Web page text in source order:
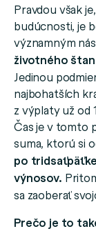
Pravdou však
budúcnosti, je
významným
životného
Jedinou
najbohatších
z výplaty už od
Čas je v tomto
suma, ktorú si
po
výnosov.
sa zaoberať
Prečo je to